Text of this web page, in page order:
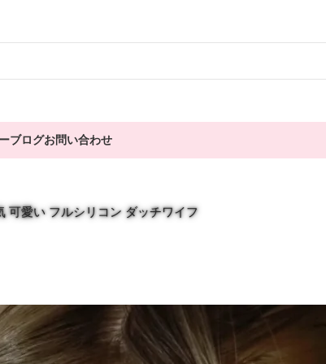
ブログお問い合わせ
可愛い フルシリコン ダッチワイフ